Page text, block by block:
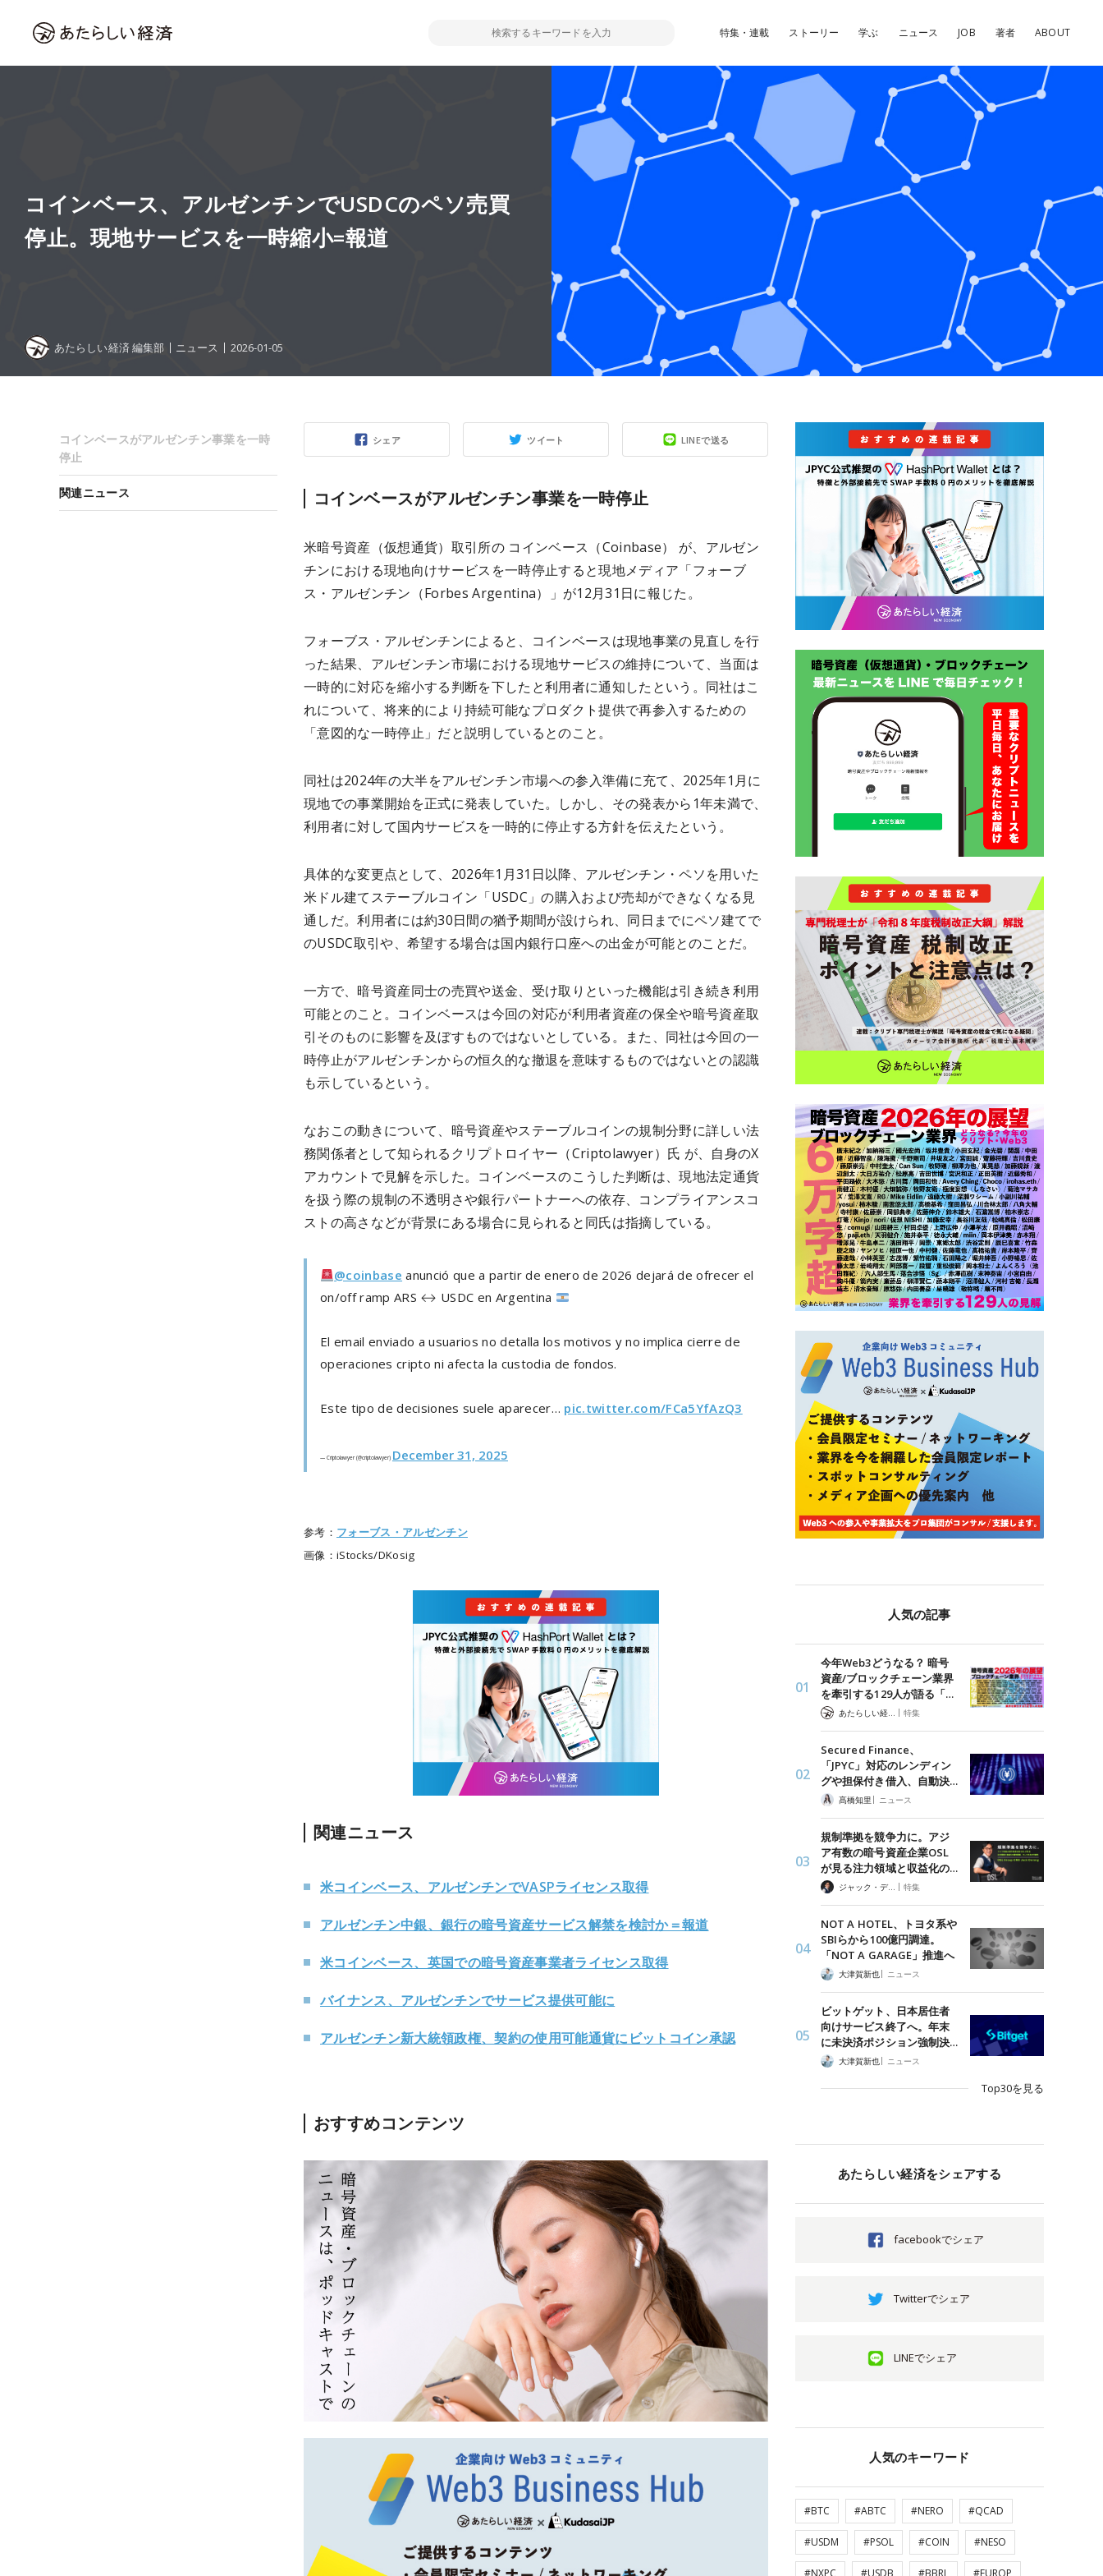
特集・連載 ストーリー 学ぶ ニュース JOB 著者 ABOUT
コインベース、アルゼンチンでUSDCのペソ売買
停止。現地サービスを一時縮小=報道
あたらしい経済 編集部 ニュース 2026-01-05
シェア ツイート LINEで送る
コインベースがアルゼンチン事業を一時停止
米暗号資産（仮想通貨）取引所の コインベース（Coinbase） が、アルゼン
チンにおける現地向けサービスを一時停止すると現地メディア「フォーブ
ス・アルゼンチン（Forbes Argentina）」が12月31日に報じた。
フォーブス・アルゼンチンによると、コインベースは現地事業の見直しを行
った結果、アルゼンチン市場における現地サービスの維持について、当面は
一時的に対応を縮小する判断を下したと利用者に通知したという。同社はこ
れについて、将来的により持続可能なプロダクト提供で再参入するための
「意図的な一時停止」だと説明しているとのこと。
同社は2024年の大半をアルゼンチン市場への参入準備に充て、2025年1月に
現地での事業開始を正式に発表していた。しかし、その発表から1年未満で、
利用者に対して国内サービスを一時的に停止する方針を伝えたという。
具体的な変更点として、2026年1月31日以降、アルゼンチン・ペソを用いた
米ドル建てステーブルコイン「USDC」の購入および売却ができなくなる見
通しだ。利用者には約30日間の猶予期間が設けられ、同日までにペソ建てで
のUSDC取引や、希望する場合は国内銀行口座への出金が可能とのことだ。
一方で、暗号資産同士の売買や送金、受け取りといった機能は引き続き利用
可能とのこと。コインベースは今回の対応が利用者資産の保全や暗号資産取
引そのものに影響を及ぼすものではないとしている。また、同社は今回の一
時停止がアルゼンチンからの恒久的な撤退を意味するものではないとの認識
も示しているという。
なおこの動きについて、暗号資産やステーブルコインの規制分野に詳しい法
務関係者として知られるクリプトロイヤー（Criptolawyer）氏 が、自身のX
アカウントで見解を示した。コインベースのこうした判断は、現地法定通貨
を扱う際の規制の不透明さや銀行パートナーへの依存、コンプライアンスコ
ストの高さなどが背景にある場合に見られると同氏は指摘している。
@coinbase anunció que a partir de enero de 2026 dejará de ofrecer el
on/off ramp ARS ↔ USDC en Argentina
El email enviado a usuarios no detalla los motivos y no implica cierre de
operaciones cripto ni afecta la custodia de fondos.
Este tipo de decisiones suele aparecer… pic.twitter.com/FCa5YfAzQ3
— Criptolawyer (@criptolawyer) December 31, 2025
参考： フォーブス・アルゼンチン
画像：iStocks/DKosig
関連ニュース
米コインベース、アルゼンチンでVASPライセンス取得
アルゼンチン中銀、銀行の暗号資産サービス解禁を検討か＝報道
米コインベース、英国での暗号資産事業者ライセンス取得
バイナンス、アルゼンチンでサービス提供可能に
アルゼンチン新大統領政権、契約の使用可能通貨にビットコイン承認
おすすめコンテンツ
コインベースがアルゼンチン事業を一時
停止
関連ニュース
人気の記事
今年Web3どうなる？ 暗号
資産/ブロックチェーン業界
を牽引する129人が語る「…
| 特集
Secured Finance、
「JPYC」対応のレンディン
グや担保付き借入、自動決…
髙橋知里 | ニュース
規制準拠を競争力に。アジ
ア有数の暗号資産企業OSL
が見る注力領域と収益化の…
ジャック・デロン（Jack Derong） | 特集
NOT A HOTEL、トヨタ系や
SBIらから100億円調達。
「NOT A GARAGE」推進へ
大津賀新也| ニュース
ビットゲット、日本居住者
向けサービス終了へ。年末
に未決済ポジション強制決…
大津賀新也| ニュース
Top30を見る
あたらしい経済をシェアする
facebookでシェア
Twitterでシェア
LINEでシェア
人気のキーワード
#BTC #ABTC #NERO #QCAD
#USDM #PSOL #COIN #NESO
#NXPC #USDB #BBRL #EUROP